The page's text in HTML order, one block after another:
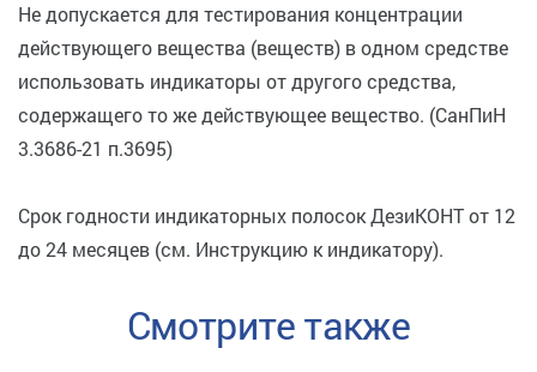
Не допускается для тестирования концентрации
действующего вещества (веществ) в одном средстве
использовать индикаторы от другого средства,
содержащего то же действующее вещество. (СанПиН
3.3686-21 п.3695)
Срок годности индикаторных полосок ДезиКОНТ от 12
до 24 месяцев (см. Инструкцию к индикатору).
Смотрите также